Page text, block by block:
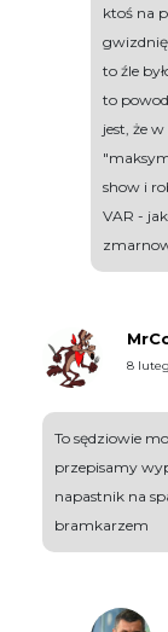
ktoś na
to źle
to
jest, że
show i
VAR -
8
To sędziowie
przepisamy
napastnik na
bramkarzem